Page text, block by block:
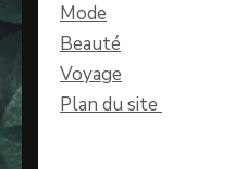
Mode
Beauté
Voyage
Plan du site